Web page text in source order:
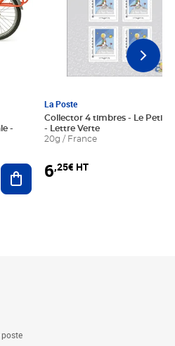
Ajouter au panier
La Poste
Collector 4 timbres - Le Petit
- Lettre Verte
20g / France
6,25€ HT